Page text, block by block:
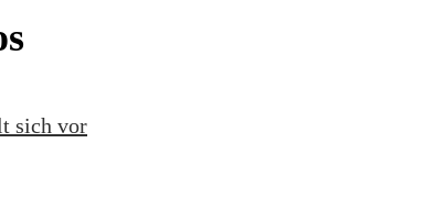
sich vor